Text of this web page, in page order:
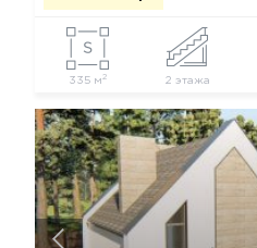
335 м2 2 этажа